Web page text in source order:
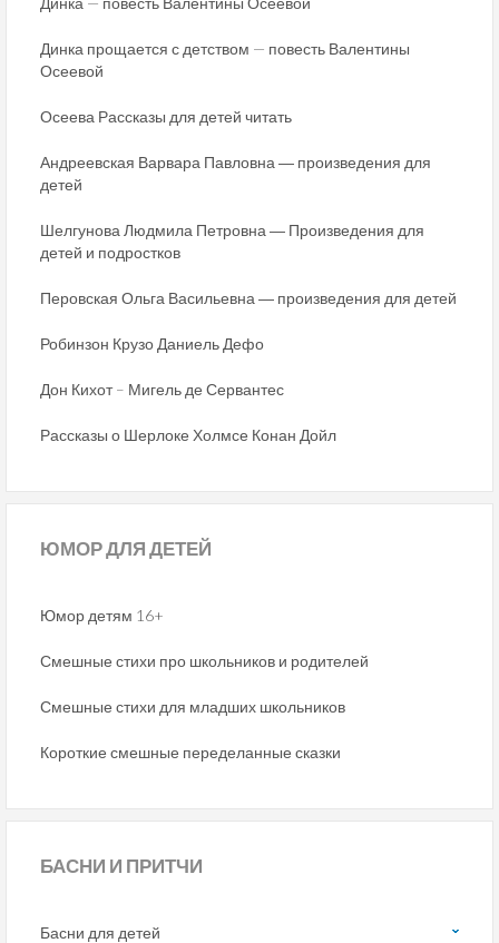
Динка прощается с детством — повесть Валентины
Осеевой
Осеева Рассказы для детей читать
Андреевская Варвара Павловна ― произведения для
детей
Шелгунова Людмила Петровна ― Произведения для
детей и подростков
Перовская Ольга Васильевна ― произведения для детей
Робинзон Крузо Даниель Дефо
Дон Кихот – Мигель де Сервантес
Рассказы о Шерлоке Холмсе Конан Дойл
ЮМОРДЛЯ ДЕТЕЙ
Юмор детям 16+
Смешные стихи про школьников и родителей
Смешные стихи для младших школьников
Короткие смешные переделанные сказки
БАСНИ И ПРИТЧИ
Басни для детей